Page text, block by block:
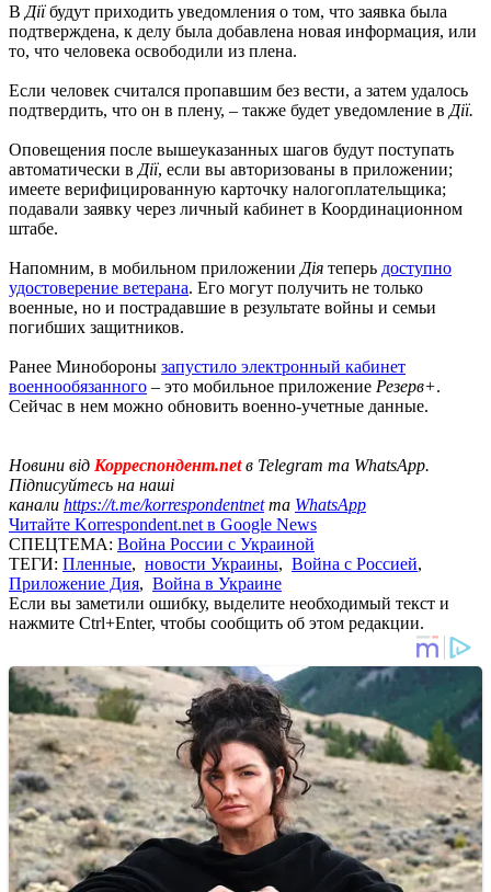
В Діїбудут приходить уведомления о том, что заявка была
подтверждена, к делу была добавлена ​​новая информация, или
то, что человека освободили из плена.
Если человек считался пропавшим без вести, а затем удалось
подтвердить, что он в плену, – также будет уведомление в Дії.
Оповещения после вышеуказанных шагов будут поступать
автоматически в Дії, если вы авторизованы в приложении;
имеете верифицированную карточку налогоплательщика;
подавали заявку через личный кабинет в Координационном
штабе.
Напомним, в мобильном приложении Дія теперь доступно
удостоверение ветерана. Его могут получить не только
военные, но и пострадавшие в результате войны и семьи
погибших защитников.
Ранее Минобороны запустило электронный кабинет
военнообязанного – это мобильное приложение Резерв+.
Сейчас в нем можно обновить военно-учетные данные.
Новини від Корреспондент.netв Telegram та WhatsApp.
Підписуйтесь на наші
канали https://t.me/korrespondentnetта WhatsApp
Читайте Korrespondent.net в Google News
СПЕЦТЕМА: Война России с Украиной
ТЕГИ: Пленные, новости Украины, Война с Россией,
Приложение Дия, Война в Украине
Если вы заметили ошибку, выделите необходимый текст и
нажмите Ctrl+Enter, чтобы сообщить об этом редакции.